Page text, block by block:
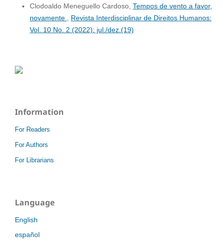
Clodoaldo Meneguello Cardoso, Tempos de vento a favor,
novamente
Revista Interdisciplinar de Direitos Humanos:
Vol. 10 No. 2 (2022): jul./dez.(19)
Information
For Readers
For Authors
For Librarians
Language
English
español